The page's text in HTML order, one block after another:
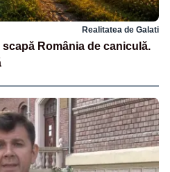
Realitatea de Galati
România de caniculă.